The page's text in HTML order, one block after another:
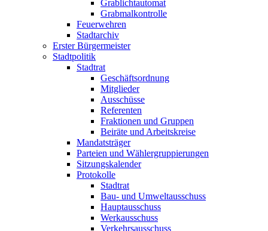
Grablichtautomat
Grabmalkontrolle
Feuerwehren
Stadtarchiv
Erster Bürgermeister
Stadtpolitik
Stadtrat
Geschäftsordnung
Mitglieder
Ausschüsse
Referenten
Fraktionen und Gruppen
Beiräte und Arbeitskreise
Mandatsträger
Parteien und Wählergruppierungen
Sitzungskalender
Protokolle
Stadtrat
Bau- und Umweltausschuss
Hauptausschuss
Werkausschuss
Verkehrsausschuss